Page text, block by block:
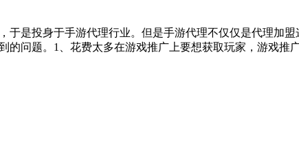
是投身于手游代理行业。但是手游代理不仅仅是代理加
问题。1、花费太多在游戏推广上要想获取玩家，游戏推